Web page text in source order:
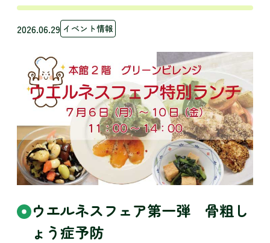
2026.06.29 イベント情報
ウエルネスフェア第一弾 骨粗し
ょう症予防